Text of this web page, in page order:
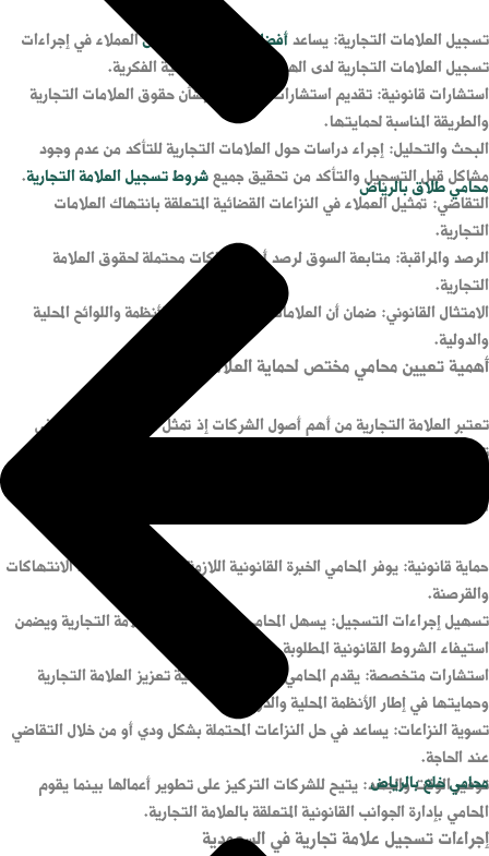
محامي طلاق بالرياض
محامي خلع بالرياض
تسجيل العلامات التجارية: يساعدأفضل محامي في الرياضالعملاء في إجراءات
تسجيل العلامات التجارية لدى الهيئة السعودية للملكية الفكرية.
استشارات قانونية: تقديم استشارات متخصصة بشأن حقوق العلامات التجارية
والطريقة المناسبة لحمايتها.
البحث والتحليل: إجراء دراسات حول العلامات التجارية للتأكد من عدم وجود
مشاكل قبل التسجيل والتأكد من تحقيق جميعشروط تسجيل العلامة التجارية.
التقاضي: تمثيل العملاء في النزاعات القضائية المتعلقة بانتهاك العلامات
التجارية.
الرصد والمراقبة: متابعة السوق لرصد أي انتهاكات محتملة لحقوق العلامة
التجارية.
الامتثال القانوني: ضمان أن العلامات التجارية تلتزم بالأنظمة واللوائح المحلية
والدولية.
أهمية تعيين محامي مختص لحماية العلامة التجارية
تعتبر العلامة التجارية من أهم أصول الشركات إذ تمثل هويتها وتساهم في
تعزيز ثقة العملاء بها. كما تبرز أهمية تعيين
مختص
الفكرية. فيما يلي أهمية تعيين محامي مختص لحماية العلامة التجارية:
حماية قانونية: يوفر المحامي الخبرة القانونية اللازمة لحماية العلامة ضد الانتهاكات
والقرصنة.
تسهيل إجراءات التسجيل: يسهل المحامي عملية تسجيل العلامة التجارية ويضمن
استيفاء الشروط القانونية المطلوبة.
استشارات متخصصة: يقدم المحامي نصائح حول كيفية تعزيز العلامة التجارية
وحمايتها في إطار الأنظمة المحلية والدولية.
تسوية النزاعات: يساعد في حل النزاعات المحتملة بشكل ودي أو من خلال التقاضي
عند الحاجة.
توفير الوقت والجهد: يتيح للشركات التركيز على تطوير أعمالها بينما يقوم
المحامي بإدارة الجوانب القانونية المتعلقة بالعلامة التجارية.
إجراءات تسجيل علامة تجارية في السعودية